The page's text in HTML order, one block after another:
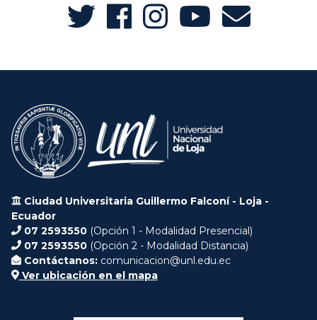
Ciudad Universitaria Guillermo Falconí - Loja -
Ecuador
07 2593550 (Opción 1 - Modalidad Presencial)
07 2593550 (Opción 2 - Modalidad Distancia)
Contáctanos: comunicacion@unl.edu.ec
Ver ubicación en el mapa